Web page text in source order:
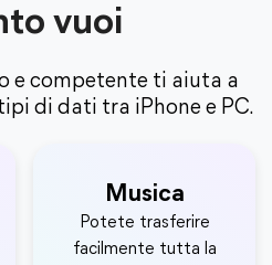
vuoi
e competente ti aiuta a
di dati tra iPhone e PC.
Musica
Potete trasferire
facilmente tutta la